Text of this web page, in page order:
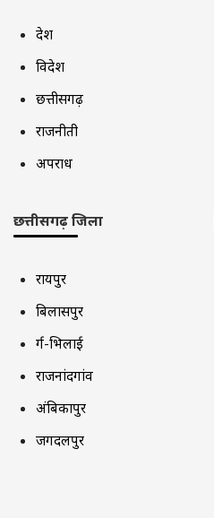
देश
विदेश
छत्तीसगढ़
राजनीती
अपराध
छत्तीसगढ़ जिला
रायपुर
बिलासपुर
दुर्ग-भिलाई
राजनांदगांव
अंबिकापुर
जगदलपुर